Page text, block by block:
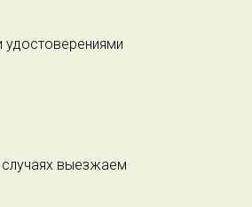
удостоверениями
выезжаем